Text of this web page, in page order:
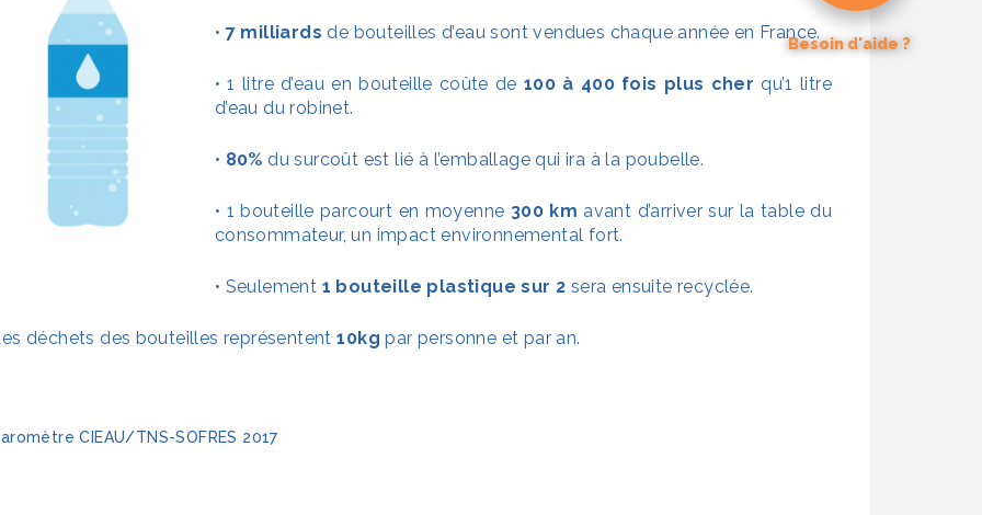
• 7 milliards de bouteilles d’eau sont vendues chaque année en France.
• 1 litre d’eau en bouteille coûte de 100 à 400 fois plus cher qu’1 litre
d’eau du robinet.
• 80% du surcoût est lié à l’emballage qui ira à la poubelle.
• 1 bouteille parcourt en moyenne 300 km avant d’arriver sur la table du
consommateur, un impact environnemental fort.
• Seulement 1 bouteille plastique sur 2 sera ensuite recyclée.
déchets des bouteilles représentent10kg par personne et par an.
CIEAU/TNS-SOFRES 2017
Besoin d'aide ?
Contactez-nous